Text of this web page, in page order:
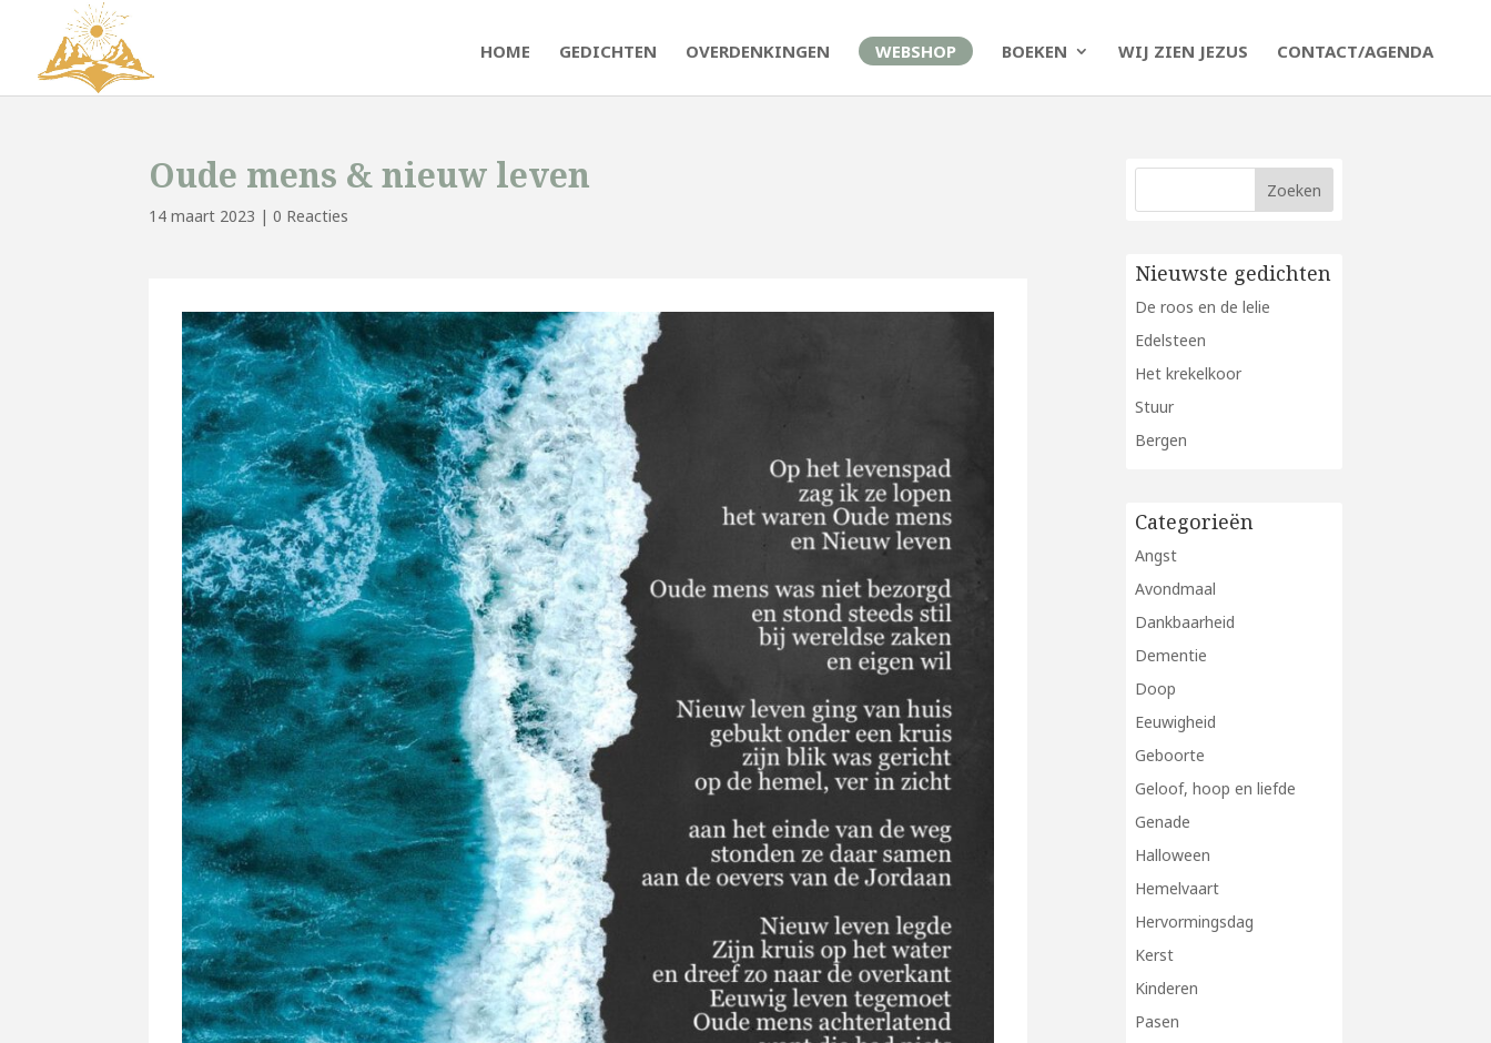
HOME GEDICHTEN OVERDENKINGEN WEBSHOP BOEKEN WIJ ZIEN JEZUS CONTACT/AGENDA
Oude mens & nieuw leven
14 maart 2023 |0 Reacties
Nieuwste gedichten
De roos en de lelie
Edelsteen
Het krekelkoor
Stuur
Bergen
Categorieën
Angst
Avondmaal
Dankbaarheid
Dementie
Doop
Eeuwigheid
Geboorte
Geloof, hoop en liefde
Genade
Halloween
Hemelvaart
Hervormingsdag
Kerst
Kinderen
Pasen